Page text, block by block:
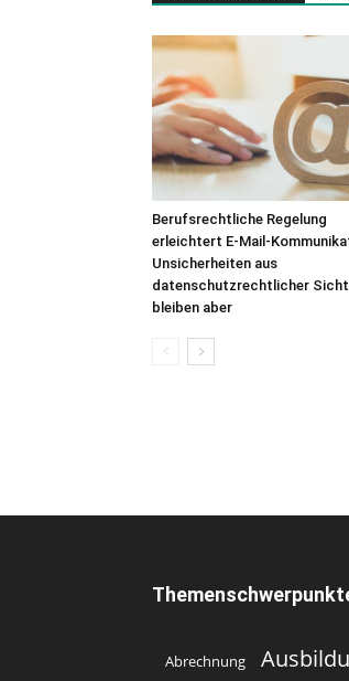
Berufsrechtliche Regelung
erleichtert E-Mail-
Unsicherheiten aus
datenschutzrechtlicher Sicht
bleiben aber
Abrechnung